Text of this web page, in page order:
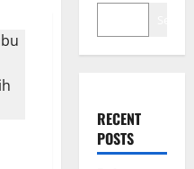
RECENT
POSTS